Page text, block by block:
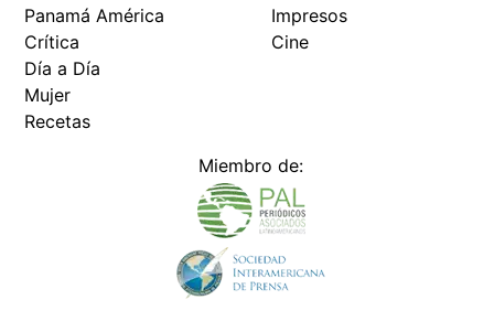
Panamá América
Crítica
Día a Día
Mujer
Recetas
Impresos
Cine
Miembro de: